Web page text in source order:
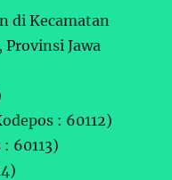
di Kecamatan
Jawa
: 60112)
60113)